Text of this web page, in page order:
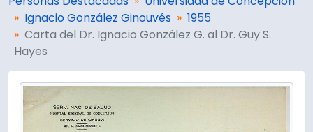
Ignacio González Ginouvés
1955
Carta del Dr. Ignacio González G. al Dr. Guy S.
Hayes